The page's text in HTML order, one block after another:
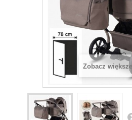
Zobacz większe